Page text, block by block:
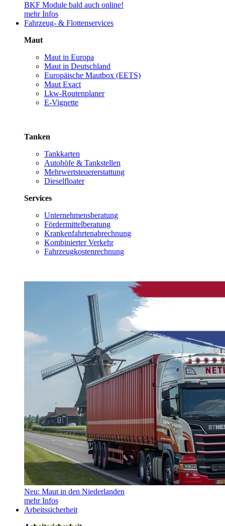
BKF Module bald auch online!
mehr Infos
Fahrzeug- & Flottenservices
Maut
Maut in Europa
Maut in Deutschland
Europäische Mautbox (EETS)
Maut Exact
Lkw-Routenplaner
E-Vignette
Tanken
Tankkarten
Autohöfe & Tankstellen
Mehrwertsteuererstattung
Dieselfloater
Services
Unternehmensberatung
Fördermittelberatung
Krankenfahrtenabrechnung
Kombinierter Verkehr
Fahrzeugkostenrechnung
Neu: Maut in den Niederlanden
mehr Infos
Arbeitssicherheit